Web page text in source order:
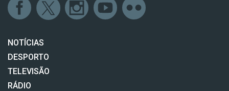
NOTÍCIAS
DESPORTO
TELEVISÃO
RÁDIO